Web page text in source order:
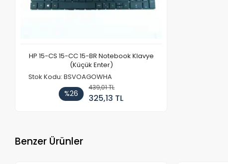
HP 15-CS 15-CC 15-BR Notebook Klavye
(Küçük Enter)
Stok Kodu: BSVOAGOWHA
%26
439,01 TL
325,13 TL
Benzer Ürünler